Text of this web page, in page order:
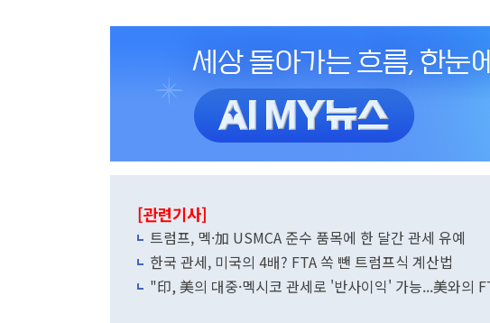
[관련기사]
트럼프, 멕·加 USMCA 준수 품목에 한 달간 관세 유예
한국 관세, 미국의 4배? FTA 쏙 뺀 트럼프식 계산법
"印, 美의 대중·멕시코 관세로 '반사이익' 가능...美와의